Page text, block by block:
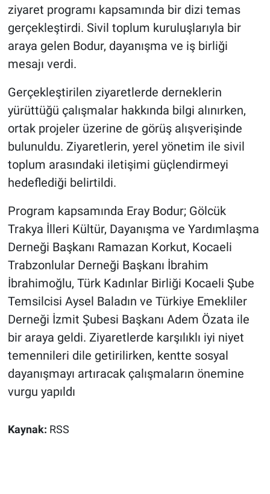
ziyaret programı kapsamında bir dizi temas
gerçekleştirdi. Sivil toplum kuruluşlarıyla bir
araya gelen Bodur, dayanışma ve iş birliği
mesajı verdi.
Gerçekleştirilen ziyaretlerde derneklerin
yürüttüğü çalışmalar hakkında bilgi alınırken,
ortak projeler üzerine de görüş alışverişinde
bulunuldu. Ziyaretlerin, yerel yönetim ile sivil
toplum arasındaki iletişimi güçlendirmeyi
hedeflediği belirtildi.
Program kapsamında Eray Bodur; Gölcük
Trakya İlleri Kültür, Dayanışma ve Yardımlaşma
Derneği Başkanı Ramazan Korkut, Kocaeli
Trabzonlular Derneği Başkanı İbrahim
İbrahimoğlu, Türk Kadınlar Birliği Kocaeli Şube
Temsilcisi Aysel Baladın ve Türkiye Emekliler
Derneği İzmit Şubesi Başkanı Adem Özata ile
bir araya geldi. Ziyaretlerde karşılıklı iyi niyet
temennileri dile getirilirken, kentte sosyal
dayanışmayı artıracak çalışmaların önemine
vurgu yapıldı
Kaynak: RSS